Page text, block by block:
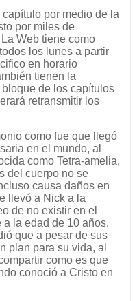
por medio de la
por miles de
Web tiene como
los lunes a partir
en horario
tienen la
de los capítulos
retransmitir los
como fue que llegó
en el mundo, al
como Tetra-amelia,
del cuerpo no se
causa daños en
llevó a Nick a la
de no existir en el
la edad de 10 años.
que a pesar de sus
plan para su vida, al
como es que
conoció a Cristo en